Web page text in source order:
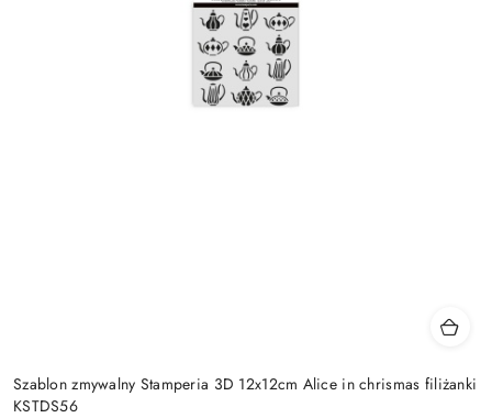
Szablon zmywalny Stamperia 3D 12x12cm Alice in chrismas filiżanki
KSTDS56